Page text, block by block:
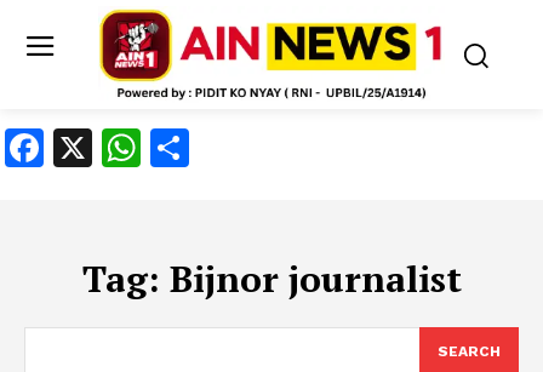
Facebook
X WhatsApp
Tag: Bijnor journalist
SEARCH